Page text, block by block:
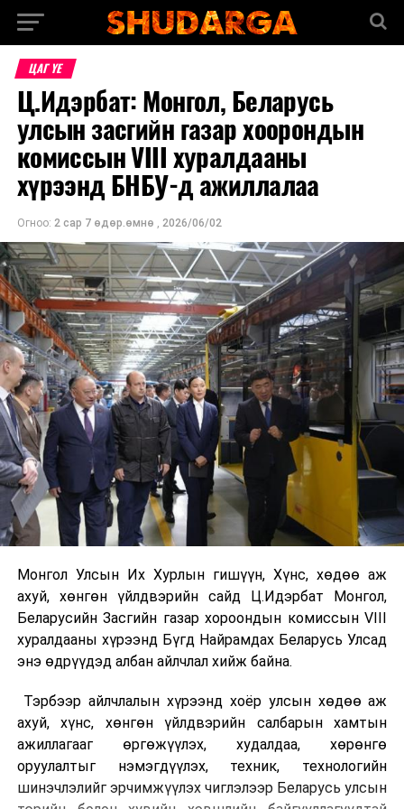
ЦАГ ҮЕ
Ц.Идэрбат: Монгол, Беларусь
улсын засгийн газар хоорондын
комиссын VIII хуралдааны
хүрээнд БНБУ-д ажиллалаа
Огноо: 2 сар 7 өдөр.өмнө , 2026/06/02
Монгол Улсын Их Хурлын гишүүн, Хүнс, хөдөө аж
ахуй, хөнгөн үйлдвэрийн сайд Ц.Идэрбат Монгол,
Беларусийн Засгийн газар хороондын комиссын VIII
хуралдааны хүрээнд Бүгд Найрамдах Беларусь Улсад
энэ өдрүүдэд албан айлчлал хийж байна.
Тэрбээр айлчлалын хүрээнд хоёр улсын хөдөө аж
ахуй, хүнс, хөнгөн үйлдвэрийн салбарын хамтын
ажиллагааг өргөжүүлэх, худалдаа, хөрөнгө
оруулалтыг нэмэгдүүлэх, техник, технологийн
шинэчлэлийг эрчимжүүлэх чиглэлээр Беларусь улсын